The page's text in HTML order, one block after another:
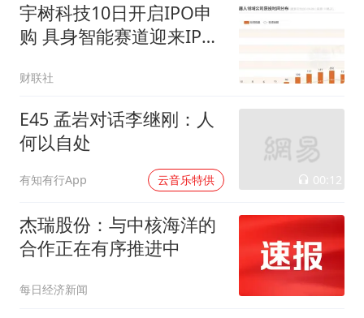
宇树科技10日开启IPO申
购 具身智能赛道迎来IPO
财联社
E45 孟岩对话李继刚：人
何以自处
有知有行App 云音乐特供 00:12
杰瑞股份：与中核海洋的
合作正在有序推进中
每日经济新闻